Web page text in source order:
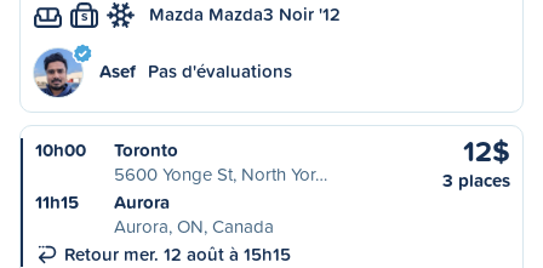
S Mazda Mazda3 Noir '12
Asef Pas d'évaluations
10h00
Toronto
5600 Yonge St, North Yor…
11h15
Aurora
Aurora, ON, Canada
Retour mer. 12 août à 15h15
12$
3 places